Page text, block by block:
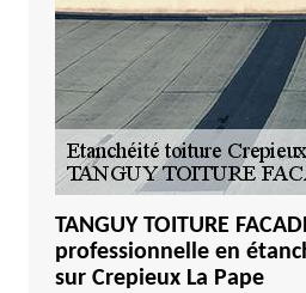
TANGUY TOITURE
professionnelle en
sur Crepieux La Pape